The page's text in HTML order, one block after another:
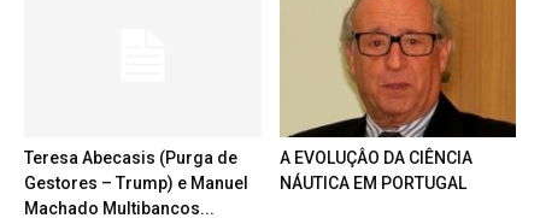
Teresa Abecasis (Purga de
Gestores – Trump) e Manuel
Machado Multibancos...
A EVOLUÇÂO DA CIÊNCIA
NÁUTICA EM PORTUGAL